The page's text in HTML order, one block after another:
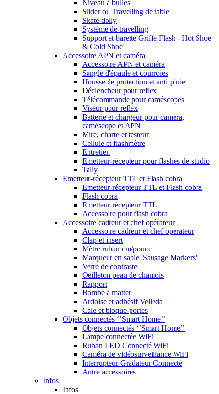
Niveau à bulles
Slider ou Travelling de table
Skate dolly
Système de travelling
Support et barette Griffe Flash - Hot Shoe
& Cold Shoe
Accessoire APN et caméra
Accessoire APN et caméra
Sangle d'épaule et courroies
Housse de protection et anti-pluie
Déclencheur pour reflex
Télécommande pour caméscopes
Viseur pour reflex
Batterie et chargeur pour caméra,
caméscope et APN
Mire, charte et testeur
Cellule et flashmètre
Entretien
Emetteur-récepteur pour flashes de studio
Tally
Emetteur-récepteur TTL et Flash cobra
Emetteur-récepteur TTL et Flash cobra
Flash cobra
Emetteur-récepteur TTL
Accessoire pour flash cobra
Accessoire cadreur et chef opérateur
Accessoire cadreur et chef opérateur
Clap et insert
Mètre ruban cm/pouce
Marqueur en sable 'Sausage Markers'
Verre de contraste
Oeilleton peau de chamois
Rapport
Bombe à matter
Ardoise et adhésif Velleda
Cale et bloque-portes
Objets connectés ‘’Smart Home’’
Objets connectés ‘’Smart Home’’
Lampe connectée WiFi
Ruban LED Connecté WiFi
Caméra de vidéosurveillance WiFi
Interrupteur Gradateur Connecté
Autre accessoires
Infos
Infos